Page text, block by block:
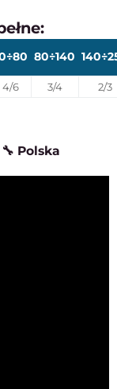
80÷140
4/6 3/4
2/3
Polska